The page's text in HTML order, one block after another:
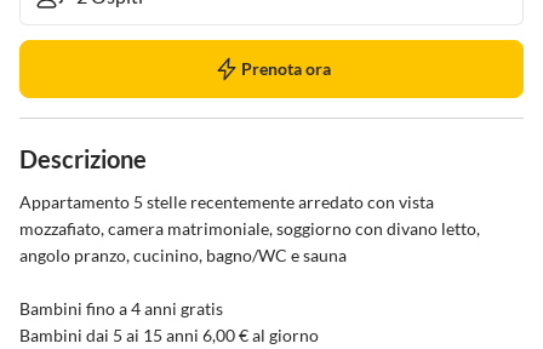
Prenota ora
Descrizione
Appartamento 5 stelle recentemente arredato con vista
mozzafiato, camera matrimoniale, soggiorno con divano letto,
angolo pranzo, cucinino, bagno/WC e sauna
Bambini fino a 4 anni gratis
Bambini dai 5 ai 15 anni 6,00 € al giorno